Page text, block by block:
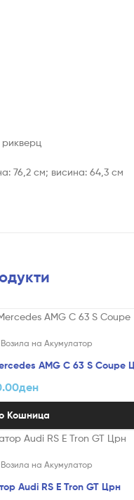
76,2 см; висина: 64,3 см
Возила на Акумулатор
AMG C 63 S Coupe
ден
Кошница
Возила на Акумулатор
Audi RS E Tron GT Црн